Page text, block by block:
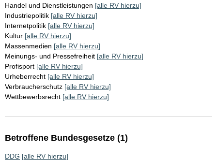
Handel und Dienstleistungen [alle RV hierzu]
Industriepolitik [alle RV hierzu]
Internetpolitik [alle RV hierzu]
Kultur [alle RV hierzu]
Massenmedien [alle RV hierzu]
Meinungs- und Pressefreiheit [alle RV hierzu]
Profisport [alle RV hierzu]
Urheberrecht [alle RV hierzu]
Verbraucherschutz [alle RV hierzu]
Wettbewerbsrecht [alle RV hierzu]
Betroffene Bundesgesetze (1)
DDG [alle RV hierzu]